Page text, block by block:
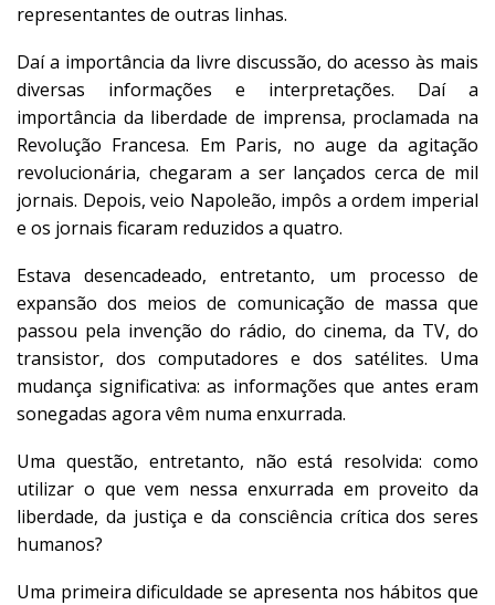
representantes de outras linhas.
Daí a importância da livre discussão, do acesso às mais
diversas informações e interpretações. Daí a
importância da liberdade de imprensa, proclamada na
Revolução Francesa. Em Paris, no auge da agitação
revolucionária, chegaram a ser lançados cerca de mil
jornais. Depois, veio Napoleão, impôs a ordem imperial
e os jornais ficaram reduzidos a quatro.
Estava desencadeado, entretanto, um processo de
expansão dos meios de comunicação de massa que
passou pela invenção do rádio, do cinema, da TV, do
transistor, dos computadores e dos satélites. Uma
mudança significativa: as informações que antes eram
sonegadas agora vêm numa enxurrada.
Uma questão, entretanto, não está resolvida: como
utilizar o que vem nessa enxurrada em proveito da
liberdade, da justiça e da consciência crítica dos seres
humanos?
Uma primeira dificuldade se apresenta nos hábitos que